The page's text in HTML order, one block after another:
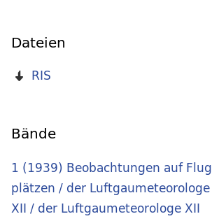
Dateien
RIS
Bände
1 (1939) Beobachtungen auf Flug
plätzen / der Luftgaumeteorologe
XII / der Luftgaumeteorologe XII